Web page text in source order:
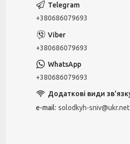
+380686079693
+380686079693
+380686079693
e-mail solodkyh-sniv@ukr.net